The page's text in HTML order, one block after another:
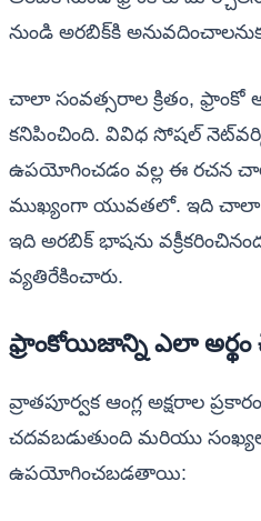
నుండి అరబిక్‌కి
చాలా సంవత్సరాల క్రితం, ఫ్రాంకో
కనిపించింది. వివిధ సోషల్
ఉపయోగించడం వల్ల ఈ రచన
ముఖ్యంగా యువతలో. ఇది
ఇది అరబిక్ భాషను
వ్యతిరేకించారు.
ఫ్రాంకోయిజాన్ని ఎలా
వ్రాతపూర్వక ఆంగ్ల అక్షరాల
చదవబడుతుంది మరియు
ఉపయోగించబడతాయి: